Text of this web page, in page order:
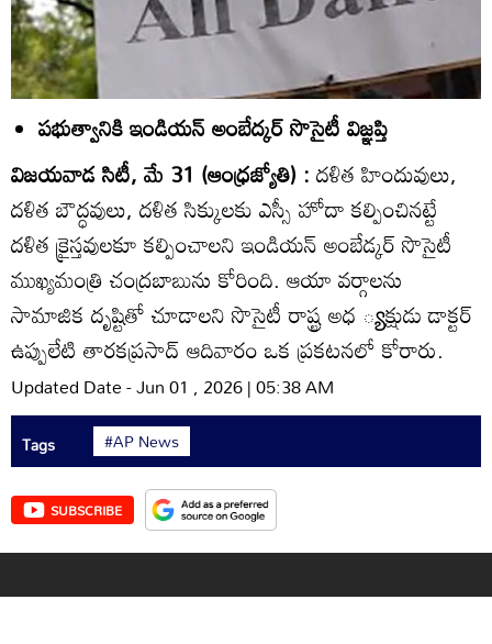
పభుత్వానికి ఇండియన్‌ అంబేద్కర్‌ సొసైటీ విజ్ఞప్తి
విజయవాడ సిటీ, మే 31 (ఆంధ్రజ్యోతి) :దళిత హిందువులు,
దళిత బౌద్ధవులు, దళిత సిక్కులకు ఎస్సీ హోదా కల్పించినట్టే
దళిత క్రైస్తవులకూ కల్పించాలని ఇండియన్‌ అంబేడ్కర్‌ సొసైటీ
ముఖ్యమంత్రి చంద్రబాబును కోరింది. ఆయా వర్గాలను
సామాజిక దృష్టితో చూడాలని సొసైటీ రాష్ట్ర అధ ్యక్షుడు డాక్టర్‌
ఉప్పులేటి తారకప్రసాద్‌ ఆదివారం ఒక ప్రకటనలో కోరారు.
Updated Date - Jun 01 , 2026 | 05:38 AM
Tags #AP News
SUBSCRIBE